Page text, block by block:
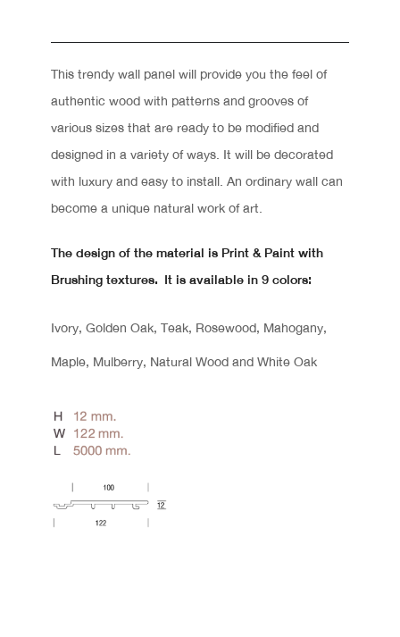
This trendy wall panel will provide you the feel of
authentic wood with patterns and grooves of
various sizes that are ready to be modified and
designed in a variety of ways. It will be decorated
with luxury and easy to install. An ordinary wall can
become a unique natural work of art.
The design of the material is Print & Paint with
Brushing textures. It is available in 9 colors:
Ivory, Golden Oak, Teak, Rosewood, Mahogany,
Maple, Mulberry, Natural Wood and White Oak